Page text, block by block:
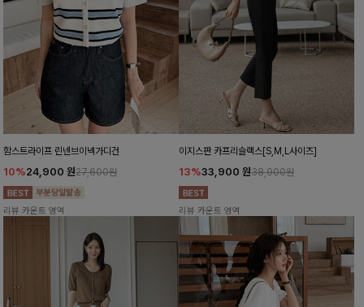
함스트라이프 린넨브이넥가디건
10%24,900 원27,600원
리뷰 카운트 영역
이지스판 카프리슬랙스[S,M,L사이즈]
13%33,900 원38,900원
리뷰 카운트 영역